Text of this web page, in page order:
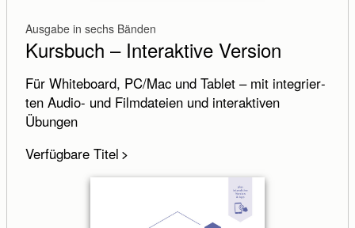
Ausgabe in sechs Bänden
Kursbuch – Interaktive Version
Für Whiteboard, PC/Mac und Tablet – mit inte­grier­
ten Audio- und Film­dateien und inter­aktiven
Übungen
Verfügbare Titel